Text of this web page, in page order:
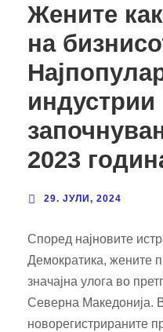
Жените
на
индустрии
2023
29. ЈУЛИ, 2024
Според најновите
Демократика, жените
значајна улога во
Северна Македонија.
новорегистрираните